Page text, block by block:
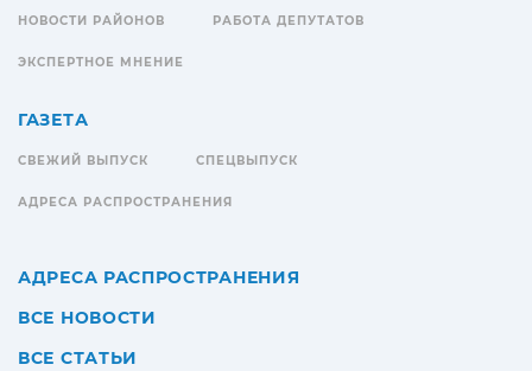
НОВОСТИ РАЙОНОВ РАБОТА ДЕПУТАТОВ
ЭКСПЕРТНОЕ МНЕНИЕ
ГАЗЕТА
СВЕЖИЙ ВЫПУСК СПЕЦВЫПУСК
АДРЕСА РАСПРОСТРАНЕНИЯ
АДРЕСА РАСПРОСТРАНЕНИЯ
ВСЕ НОВОСТИ
ВСЕ СТАТЬИ